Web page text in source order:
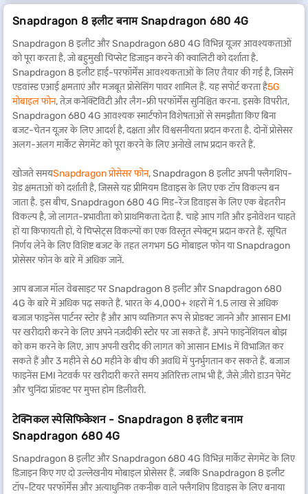
Snapdragon 8 इलीट बनाम Snapdragon 680 4G
Snapdragon 8 इलीट और Snapdragon 680 4G विभिन्न यूज़र आवश्यकताओं
को पूरा करता है, जो बहुमुखी चिप्सेट डिजाइन करने की क्वालिटी को दर्शाता है.
Snapdragon 8 इलीट हाई-परफॉर्मेंस आवश्यकताओं के लिए तैयार की गई है, जिसमें
एडवांस्ड एआई क्षमताएं और मजबूत प्रोसेसिंग पावर शामिल हैं. यह सपोर्ट करता है5G
मोबाइल फोन, तेज़ कनेक्टिविटी और लैग-फ्री परफॉर्मेंस सुनिश्चित करना. इसके विपरीत,
Snapdragon 680 4G आवश्यक स्मार्टफोन विशेषताओं से समझौता किए बिना
बजट-चेतन यूज़र के लिए आदर्श है, दक्षता और विश्वसनीयता प्रदान करता है. दोनों प्रोसेसर
अलग-अलग मार्केट सेगमेंट को पूरा करने के लिए अनोखे लाभ प्रदान करते हैं.
खोजते समयSnapdragon प्रोसेसर फोन, Snapdragon 8 इलीट अपनी फ्लैगशिप-
ग्रेड क्षमताओं को दर्शाती है, जिससे यह प्रीमियम डिवाइस के लिए एक टॉप विकल्प बन
जाता है. इस बीच, Snapdragon 680 4G मिड-रेंज डिवाइस के लिए एक बेहतरीन
विकल्प है, जो लागत-प्रभावीता को प्राथमिकता देता है. चाहे आप गति और इनोवेशन चाहते
हों या किफायती हों, ये चिप्सेट्स विकल्पों का एक विस्तृत स्पेक्ट्रम प्रदान करते हैं. सूचित
निर्णय लेने के लिए विशिष्ट बजट के तहत लगभग 5G मोबाइल फोन या Snapdragon
प्रोसेसर फोन के बारे में अधिक जानें.
आप बजाज मॉल वेबसाइट पर Snapdragon 8 इलीट और Snapdragon 680
4G के बारे में अधिक पढ़ सकते हैं. भारत के 4,000+ शहरों में 1.5 लाख से अधिक
बजाज फाइनेंस पार्टनर स्टोर हैं और आप व्यक्तिगत रूप से प्रोडक्ट जानने और आसान EMI
पर खरीदारी करने के लिए अपने नज़दीकी स्टोर पर जा सकते हैं. अपने फाइनेंशियल बोझ
को कम करने के लिए, आप अपनी खरीद की लागत को आसान EMIs में विभाजित कर
सकते हैं और 3 महीने से 60 महीने के बीच की अवधि में पुनर्भुगतान कर सकते हैं. बजाज
फाइनेंस EMI नेटवर्क पर खरीदारी करते समय अतिरिक्त लाभ भी हैं, जैसे ज़ीरो डाउन पेमेंट
और चुनिंदा प्रॉडक्ट पर मुफ्त होम डिलीवरी.
टेक्निकल स्पेसिफिकेशन - Snapdragon 8 इलीट बनाम
Snapdragon 680 4G
Snapdragon 8 इलीट और Snapdragon 680 4G विभिन्न मार्केट सेगमेंट के लिए
डिज़ाइन किए गए दो उल्लेखनीय मोबाइल प्रोसेसर हैं. जबकि Snapdragon 8 इलीट
टॉप-टियर परफॉर्मेंस और अत्याधुनिक तकनीक वाले फ्लैगशिप डिवाइस के लिए बनाया